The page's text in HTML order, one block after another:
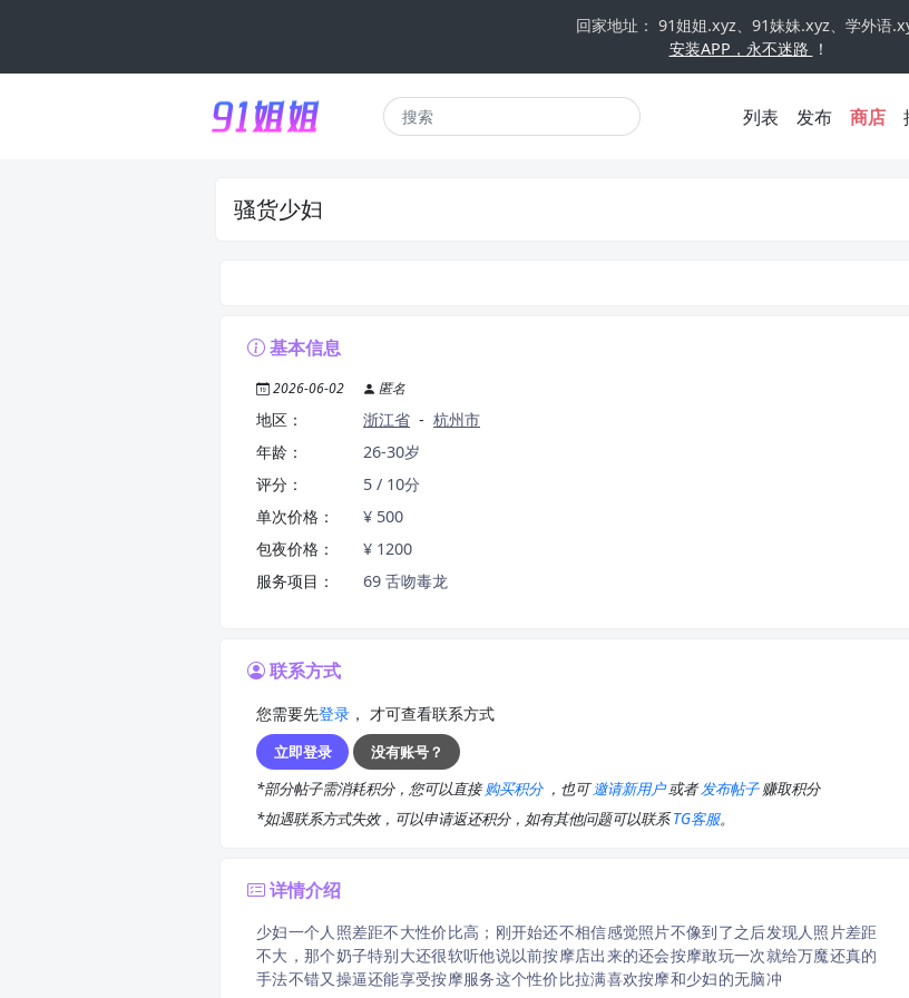
回家地址： 91姐姐.xyz、91妹妹.xyz、学外语
安装APP，永不迷路 ！
列表 发布 商店
骚货少妇
基本信息
2026-06-02 匿名
地区： 浙江省 - 杭州市
年龄：
26-30岁
评分：
5 / 10分
单次价格：
¥ 500
包夜价格：
¥ 1200
服务项目：
69 舌吻毒龙
联系方式
您需要先登录 ， 才可查看联系方式
立即登录
没有账号？
*部分帖子需消耗积分，您可以直接购买积分 ，也可邀请新用户或者发布帖子赚取积分
*如遇联系方式失效，可以申请返还积分，如有其他问题可以联系TG客服。
详情介绍
少妇一个人照差距不大性价比高；刚开始还不相信感觉照片不像到了之后发现人照片差距
不大，那个奶子特别大还很软听他说以前按摩店出来的还会按摩敢玩一次就给万魔还真的
手法不错又操逼还能享受按摩服务这个性价比拉满喜欢按摩和少妇的无脑冲